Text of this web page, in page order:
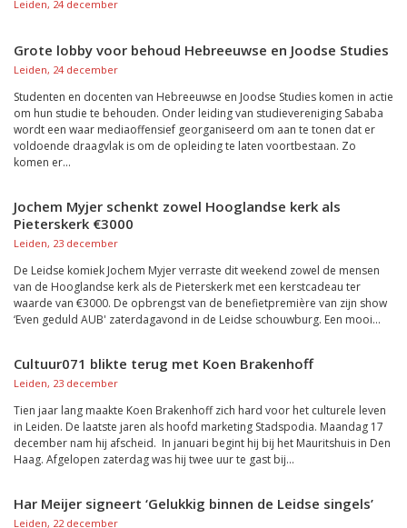
Leiden, 24 december
Grote lobby voor behoud Hebreeuwse en Joodse Studies
Leiden, 24 december
Studenten en docenten van Hebreeuwse en Joodse Studies komen in actie
om hun studie te behouden. Onder leiding van studievereniging Sababa
wordt een waar mediaoffensief georganiseerd om aan te tonen dat er
voldoende draagvlak is om de opleiding te laten voortbestaan. Zo
komen er...
Jochem Myjer schenkt zowel Hooglandse kerk als
Pieterskerk €3000
Leiden, 23 december
De Leidse komiek Jochem Myjer verraste dit weekend zowel de mensen
van de Hooglandse kerk als de Pieterskerk met een kerstcadeau ter
waarde van €3000. De opbrengst van de benefietpremière van zijn show
‘Even geduld AUB' zaterdagavond in de Leidse schouwburg. Een mooi...
Cultuur071 blikte terug met Koen Brakenhoff
Leiden, 23 december
Tien jaar lang maakte Koen Brakenhoff zich hard voor het culturele leven
in Leiden. De laatste jaren als hoofd marketing Stadspodia. Maandag 17
december nam hij afscheid. In januari begint hij bij het Mauritshuis in Den
Haag. Afgelopen zaterdag was hij twee uur te gast bij...
Har Meijer signeert ‘Gelukkig binnen de Leidse singels’
Leiden, 22 december